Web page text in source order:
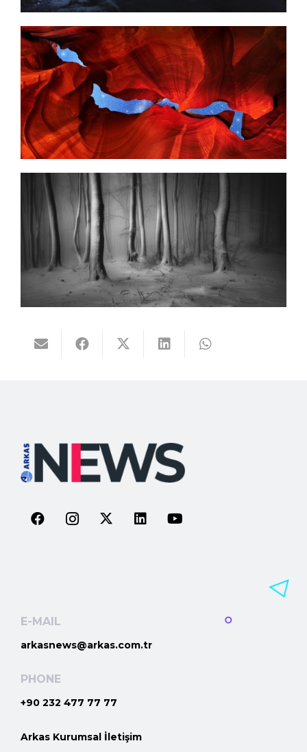
E-MAIL
arkasnews@arkas.com.tr
PHONE
+90 232 477 77 77
Arkas Kurumsal İletişim